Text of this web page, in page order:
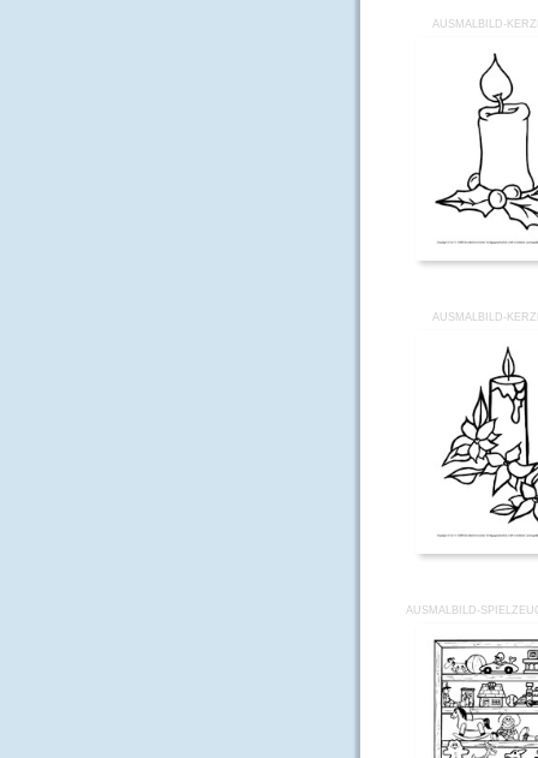
AUSMALBILD-
AUSMALBILD-
AUSMALBILD-